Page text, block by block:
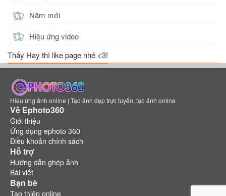
Năm mới
Hiệu ứng video
Thấy Hay thì like page nhé <3!
Hiệu ứng ảnh online | Tạo ảnh đẹp trực tuyến, tạo ảnh online
Về Ephoto360
Giới thiệu
Ứng dụng ephoto 360
Điều khoản chính sách
Hỗ trợ
Hướng dẫn ghép ảnh
Bài viết
Bạn bè
Tạo thiệp online